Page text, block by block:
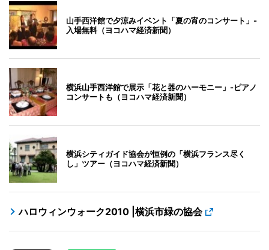
山手西洋館で夕涼みイベント「夏の宵のコンサート」-
入場無料（ヨコハマ経済新聞）
横浜山手西洋館で展示「花と器のハーモニー」-ピアノ
コンサートも（ヨコハマ経済新聞）
横浜シティガイド協会が恒例の「横浜フランス尽く
し」ツアー（ヨコハマ経済新聞）
ハロウィンウォーク2010 |横浜市緑の協会